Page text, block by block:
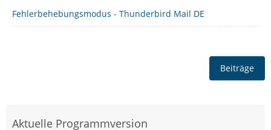
Fehlerbehebungsmodus - Thunderbird Mail DE
Beiträge
Aktuelle Programmversion